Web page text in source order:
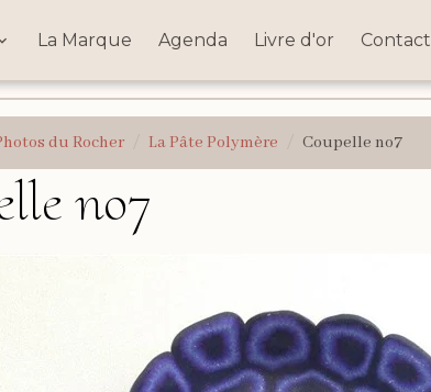
La Marque Agenda Livre d'or Contact
du Rocher La Pâte Polymère Coupelle no7
no7